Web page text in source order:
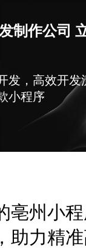
制作公司
发，高效开发
小程序
亳州小
助力精